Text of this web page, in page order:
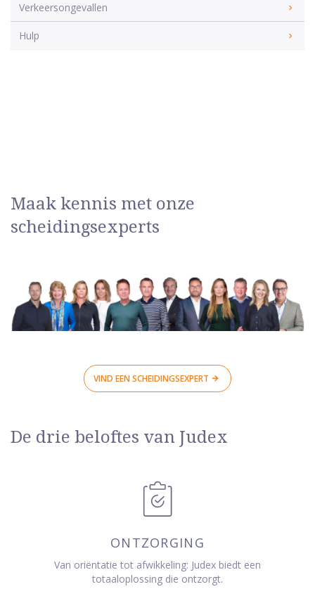
Verkeersongevallen
Hulp
Maak kennis met onze
scheidingsexperts
VIND EEN SCHEIDINGSEXPERT
De drie beloftes van Judex
ONTZORGING
Van oriëntatie tot afwikkeling: Judex biedt een
totaaloplossing die ontzorgt.